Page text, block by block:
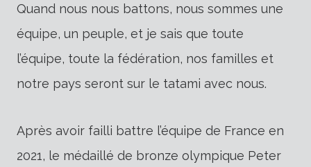
Quand nous nous battons, nous sommes une
équipe, un peuple, et je sais que toute
l’équipe, toute la fédération, nos familles et
notre pays seront sur le tatami avec nous.
Après avoir failli battre l’équipe de France en
2021, le médaillé de bronze olympique Peter